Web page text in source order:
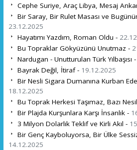
Cephe Suriye, Araç Libya, Mesaj
Bir Saray, Bir Rulet Masası ve
23.12.2025
Hayatımı Yazdım, Roman Oldu -
Bu Topraklar Gökyüzünü Unutmaz -
Nardugan - Unutturulan Türk Yılbaşısı -
Bayrak Değil, İtiraf - 19.12.2025
Bir Nesli Sigara Dumanına Kurban
18.12.2025
Bu Toprak Herkesi Taşımaz, Bazı
Bir Plajda Kurşunlara Karşı İnsanlık -
3 Milyon Dolarlık Teklif ve Kirli Akıl -
Bir Genç Kayboluyorsa, Bir Ülke
14.12.2025